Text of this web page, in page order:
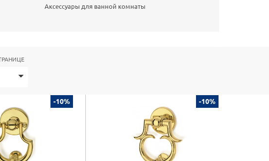
Аксессуары для ванной комнаты
-10% -10%